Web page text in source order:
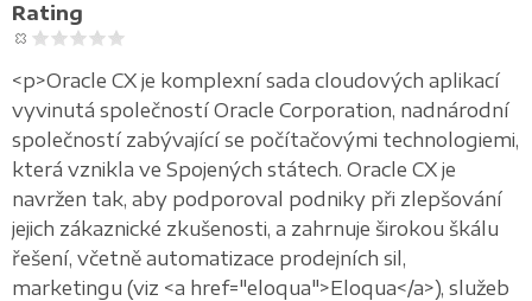
Rating
<p>Oracle CX je komplexní sada cloudových aplikací
vyvinutá společností Oracle Corporation, nadnárodní
společností zabývající se počítačovými technologiemi,
která vznikla ve Spojených státech. Oracle CX je
navržen tak, aby podporoval podniky při zlepšování
jejich zákaznické zkušenosti, a zahrnuje širokou škálu
řešení, včetně automatizace prodejních sil,
marketingu (viz <a href="eloqua">Eloqua</a>), služeb